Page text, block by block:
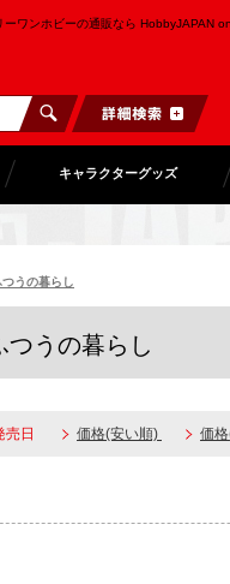
ワンホビーの通販なら HobbyJAPAN
キャラクターグッズ
うの暮らし
つうの暮らし
売日 価格(安い順) 価